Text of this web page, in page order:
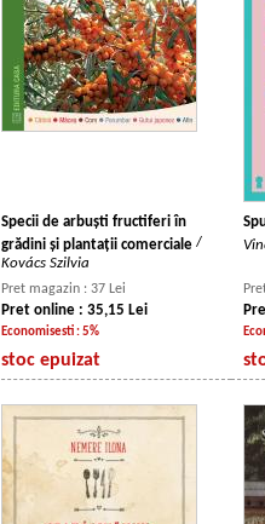
Specii de arbuști fructiferi în
grădini și plantații comerciale /
Kovács Szilvia
Pret magazin : 37 Lei
Pret online : 35,15 Lei
Economisesti : 5%
stoc epuizat